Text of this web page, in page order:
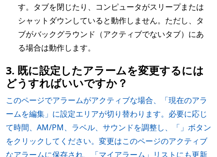
す。タブを閉じたり、コンピュータがスリープまたは
シャットダウンしていると動作しません。ただし、タ
ブがバックグラウンド（アクティブでないタブ）にあ
る場合は動作します。
3. 既に設定したアラームを変更するには
どうすればいいですか？
このページでアラームがアクティブな場合、「現在のアラ
ームを編集」に設定エリアが切り替わります。必要に応じ
て時間、AM/PM、ラベル、サウンドを調整し、「」ボタン
をクリックしてください。変更はこのページのアクティブ
なアラームに保存され、「マイアラーム」リストにも更新